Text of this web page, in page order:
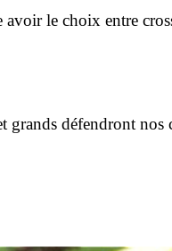
avoir le choix entre
grands défendront nos